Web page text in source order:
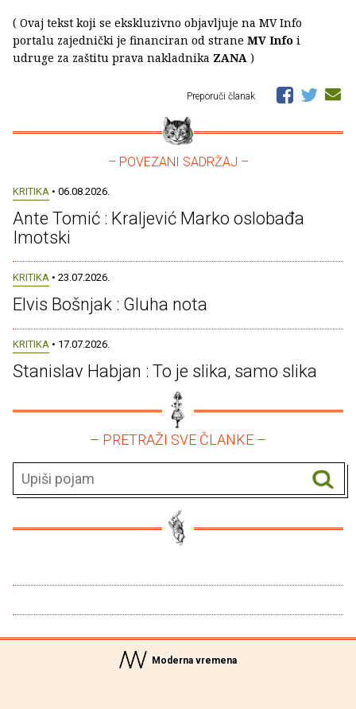
( Ovaj tekst koji se ekskluzivno objavljuje na MV Info
portalu zajednički je financiran od strane MV Info i
udruge za zaštitu prava nakladnika ZANA )
Preporuči članak
– POVEZANI SADRŽAJ –
KRITIKA • 06.08.2026.
Ante Tomić : Kraljević Marko oslobađa
Imotski
KRITIKA • 23.07.2026.
Elvis Bošnjak : Gluha nota
KRITIKA • 17.07.2026.
Stanislav Habjan : To je slika, samo slika
– PRETRAŽI SVE ČLANKE –
Moderna vremena